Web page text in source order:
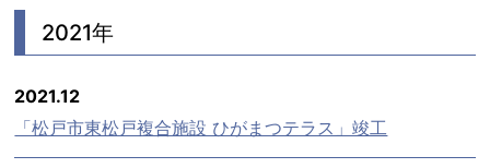
2021年
2021.12
「松戸市東松戸複合施設 ひがまつテラス」竣工